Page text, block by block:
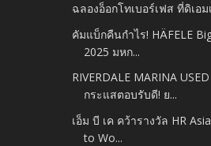
ฉลองอ็อกโทเบอร์เฟส ที่ดิเอ
คัมแบ็กคืนกำไร! HÄFELE
2025 มหก...
RIVERDALE MARINA
กระแสตอบรับดี! ย...
เอ็ม บี เค คว้ารางวัล HR
to Wo...